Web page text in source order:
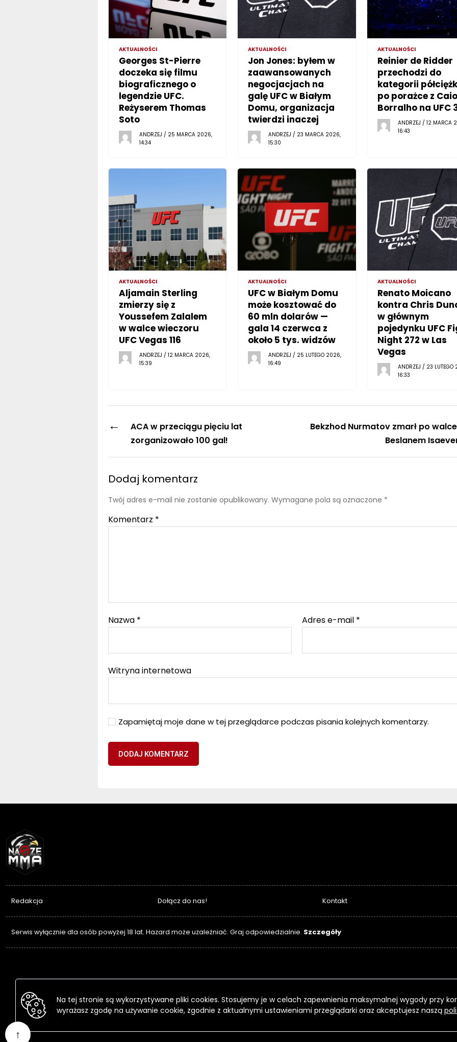
Przejdź
AKTUALNOŚCI
Georges St-Pierre
doczeka się filmu
biograficznego o
legendzie UFC.
Reżyserem Thomas
Soto
ANDRZEJ / 25 MARCA 2026,
14:34
AKTUALNOŚCI
Jon Jones: byłem w
zaawansowanych
negocjacjach na
galę UFC w Białym
Domu, organizacja
twierdzi inaczej
ANDRZEJ / 23 MARCA 2026,
15:30
AKTUALNOŚCI
Reinier de Ridder
przechodzi do
kategorii
po porażce z Caio
Borralho na UFC
ANDRZEJ / 12 MARCA
16:43
AKTUALNOŚCI
Aljamain Sterling
zmierzy się z
Youssefem Zalalem
w walce wieczoru
UFC Vegas 116
ANDRZEJ / 12 MARCA 2026,
15:39
AKTUALNOŚCI
UFC w Białym Domu
może kosztować do
60 mln dolarów —
gala 14 czerwca z
około 5 tys. widzów
ANDRZEJ / 25 LUTEGO 2026,
16:49
AKTUALNOŚCI
Renato Moicano
kontra Chris
w głównym
pojedynku UFC
Night 272 w Las
Vegas
ANDRZEJ / 23 LUTEGO
16:33
←
ACA w przeciągu pięciu lat
zorganizowało 100 gal!
Bekzhod Nurmatov zmarł po
Beslanem
Dodaj komentarz
Twój adres e-mail nie zostanie opublikowany. Wymagane pola są oznaczone *
Komentarz *
Nazwa * Adres e-mail *
Witryna internetowa
Zapamiętaj moje dane w tej przeglądarce podczas pisania kolejnych komentarzy.
↑
Redakcja Dołącz do nas! Kontakt
Serwis wyłącznie dla osób powyżej 18 lat. Hazard może uzależniać. Graj odpowiedzialnie. Szczegóły
Na tej stronie są wykorzystywane pliki cookies. Stosujemy je w celach zapewnienia maksymalnej wygody przy
wyrażasz zgodę na używanie cookie, zgodnie z aktualnymi ustawieniami przeglądarki oraz akceptujesz naszą